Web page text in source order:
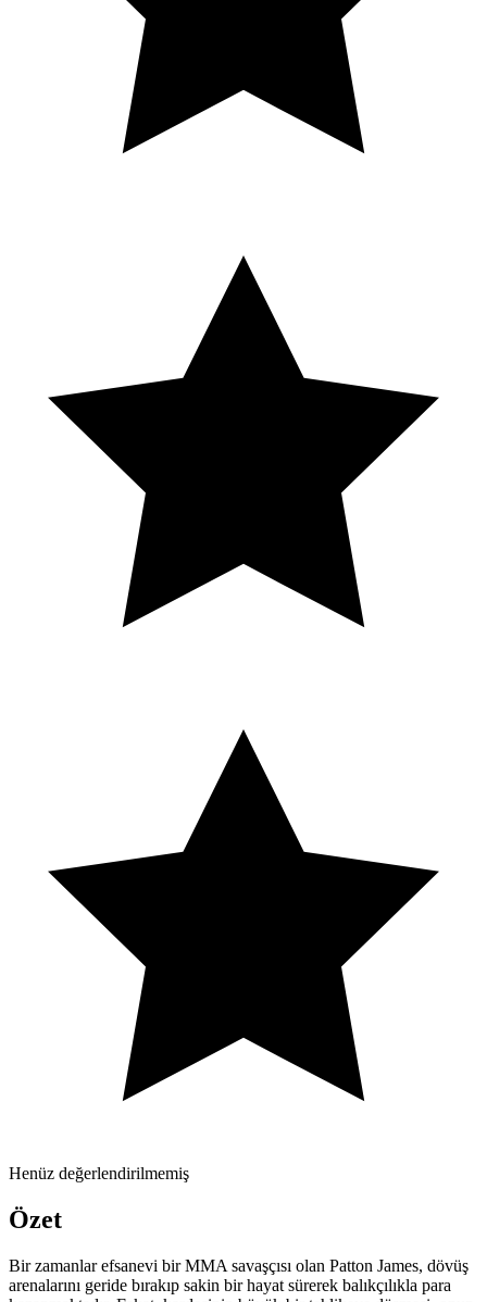
Henüz değerlendirilmemiş
Özet
Bir zamanlar efsanevi bir MMA savaşçısı olan Patton James, dövüş
arenalarını geride bırakıp sakin bir hayat sürerek balıkçılıkla para